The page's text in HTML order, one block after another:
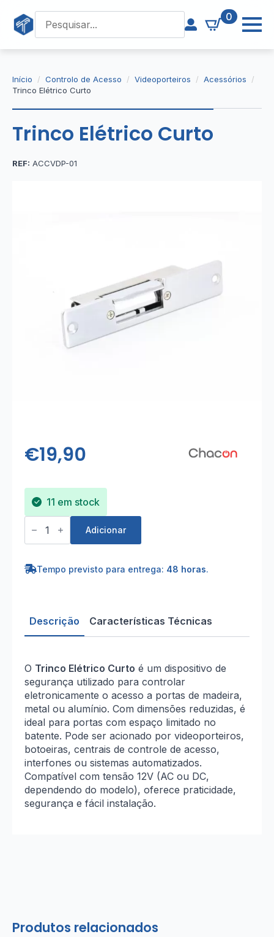
0
Início Controlo de Acesso Videoporteiros
Acessórios
Trinco Elétrico Curto
Trinco Elétrico Curto
REF: ACCVDP-01
€19,90
11 em stock
Quantidade
de
Trinco
Adicionar
Tempo previsto para entrega: 48 horas.
Descrição Características Técnicas
O Trinco Elétrico Curto é um dispositivo de
segurança utilizado para controlar
eletronicamente o acesso a portas de madeira,
metal ou alumínio. Com dimensões reduzidas, é
ideal para portas com espaço limitado no
batente. Pode ser acionado por videoporteiros,
botoeiras, centrais de controle de acesso,
interfones ou sistemas automatizados.
Compatível com tensão 12V (AC ou DC,
dependendo do modelo), oferece praticidade,
segurança e fácil instalação.
Produtos relacionados